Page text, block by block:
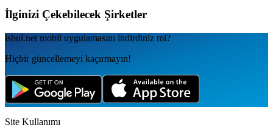
İlginizi Çekebilecek Şirketler
isbul.net mobil uygulamаsını indirdiniz mi?
Hiçbir güncellemeyi kaçırmayın!
Site Kullanımı